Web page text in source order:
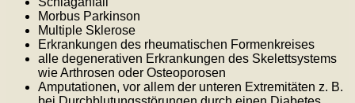
Morbus Parkinson
Multiple Sklerose
Erkrankungen des rheumatischen Formenkreises
alle degenerativen Erkrankungen des Skelettsystems
wie Arthrosen oder Osteoporosen
Amputationen, vor allem der unteren Extremitäten z. B.